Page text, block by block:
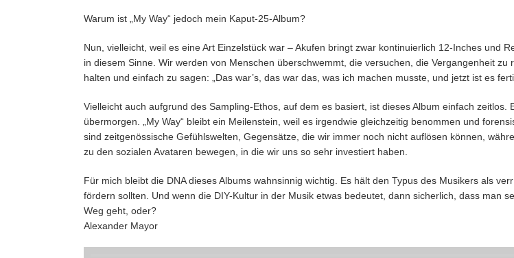
Warum ist „My Way“ jedoch mein Kaput-25-Album?
Nun, vielleicht, weil es eine Art Einzelstück war – Akufen bringt zwar kontinuierlich 12-Inches und
in diesem Sinne. Wir werden von Menschen überschwemmt, die versuchen, die Vergangenheit
halten und einfach zu sagen: „Das war’s, das war das, was ich machen musste, und jetzt ist es
Vielleicht auch aufgrund des Sampling-Ethos, auf dem es basiert, ist dieses Album einfach zeitlos.
übermorgen. „My Way“ bleibt ein Meilenstein, weil es irgendwie gleichzeitig benommen und
sind zeitgenössische Gefühlswelten, Gegensätze, die wir immer noch nicht auflösen können,
zu den sozialen Avataren bewegen, in die wir uns so sehr investiert haben.
Für mich bleibt die DNA dieses Albums wahnsinnig wichtig. Es hält den Typus des Musikers als
fördern sollten. Und wenn die DIY-Kultur in der Musik etwas bedeutet, dann sicherlich, dass man
Weg geht, oder?
Alexander Mayor